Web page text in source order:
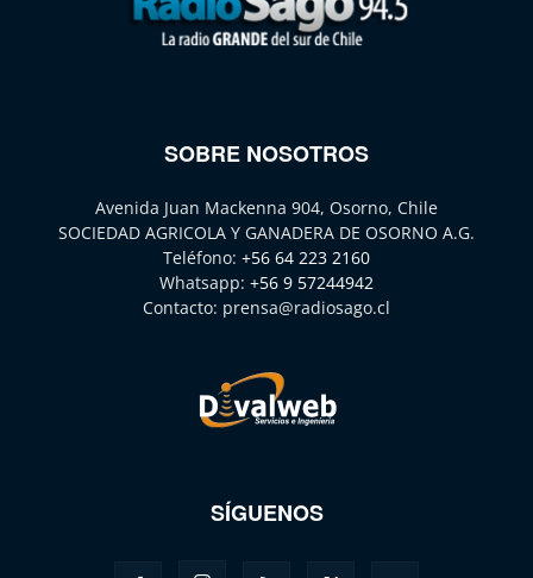
SOBRE NOSOTROS
Avenida Juan Mackenna 904, Osorno, Chile
SOCIEDAD AGRICOLA Y GANADERA DE OSORNO A.G.
Teléfono: +56 64 223 2160
Whatsapp: +56 9 57244942
Contacto: prensa@radiosago.cl
SÍGUENOS